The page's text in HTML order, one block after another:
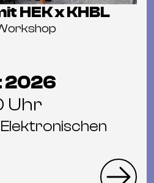
HEK x KHBL
2026
Uhr
Elektronischen